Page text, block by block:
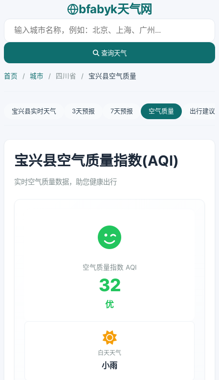
bfabyk天气网
查询天气
首页 / 城市 / 四川省 / 宝兴县空气质量
宝兴县实时天气 3天预报 7天预报 空气质量 出行建议
宝兴县空气质量指数(AQI)
实时空气质量数据，助您健康出行
空气质量指数 AQI
32
优
白天天气
小雨